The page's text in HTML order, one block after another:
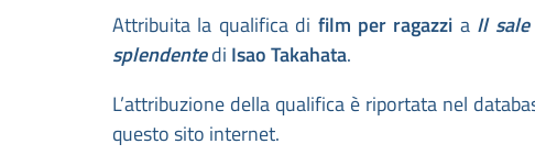
Attribuita la qualifica di film per ragazzi a Il
splendentedi Isao Takahata.
L’attribuzione della qualifica è riportata nel
questo sito internet.